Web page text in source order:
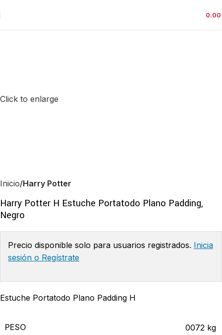
0.00
Click to enlarge
Inicio Harry Potter
Harry Potter H Estuche Portatodo Plano Padding,
Negro
Precio disponible solo para usuarios registrados. Inicia
sesión o Regístrate
Estuche Portatodo Plano Padding H
PESO 0072 kg